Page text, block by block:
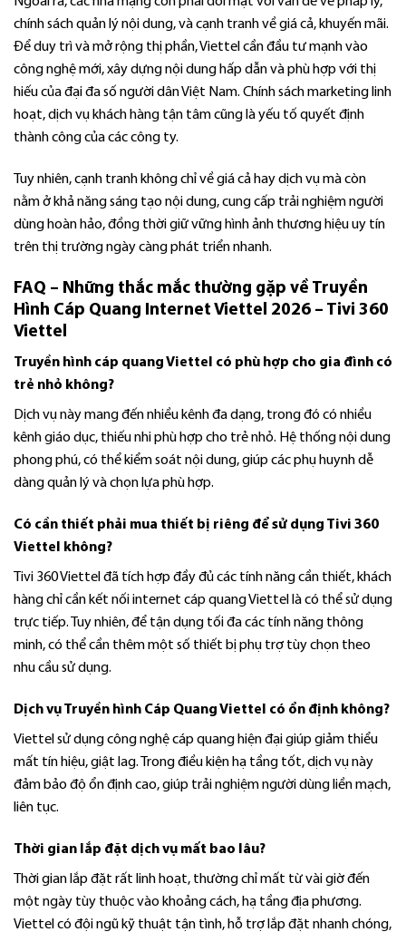
chính sách quản lý nội dung, và cạnh tranh về giá cả, khuyến mãi.
Để duy trì và mở rộng thị phần, Viettel cần đầu tư mạnh vào
công nghệ mới, xây dựng nội dung hấp dẫn và phù hợp với thị
hiếu của đại đa số người dân Việt Nam. Chính sách marketing linh
hoạt, dịch vụ khách hàng tận tâm cũng là yếu tố quyết định
thành công của các công ty.
Tuy nhiên, cạnh tranh không chỉ về giá cả hay dịch vụ mà còn
nằm ở khả năng sáng tạo nội dung, cung cấp trải nghiệm người
dùng hoàn hảo, đồng thời giữ vững hình ảnh thương hiệu uy tín
trên thị trường ngày càng phát triển nhanh.
FAQ – Những thắc mắc thường gặp về Truyền
Hình Cáp Quang Internet Viettel 2026 – Tivi 360
Viettel
Truyền hình cáp quang Viettel có phù hợp cho gia đình có
trẻ nhỏ không?
Dịch vụ này mang đến nhiều kênh đa dạng, trong đó có nhiều
kênh giáo dục, thiếu nhi phù hợp cho trẻ nhỏ. Hệ thống nội dung
phong phú, có thể kiểm soát nội dung, giúp các phụ huynh dễ
dàng quản lý và chọn lựa phù hợp.
Có cần thiết phải mua thiết bị riêng để sử dụng Tivi 360
Viettel không?
Tivi 360 Viettel đã tích hợp đầy đủ các tính năng cần thiết, khách
hàng chỉ cần kết nối internet cáp quang Viettel là có thể sử dụng
trực tiếp. Tuy nhiên, để tận dụng tối đa các tính năng thông
minh, có thể cần thêm một số thiết bị phụ trợ tùy chọn theo
nhu cầu sử dụng.
Dịch vụ Truyền hình Cáp Quang Viettel có ổn định không?
Viettel sử dụng công nghệ cáp quang hiện đại giúp giảm thiểu
mất tín hiệu, giật lag. Trong điều kiện hạ tầng tốt, dịch vụ này
đảm bảo độ ổn định cao, giúp trải nghiệm người dùng liền mạch,
liên tục.
Thời gian lắp đặt dịch vụ mất bao lâu?
Thời gian lắp đặt rất linh hoạt, thường chỉ mất từ vài giờ đến
một ngày tùy thuộc vào khoảng cách, hạ tầng địa phương.
Viettel có đội ngũ kỹ thuật tận tình, hỗ trợ lắp đặt nhanh chóng,